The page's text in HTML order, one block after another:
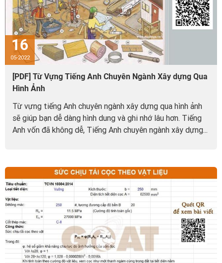
16
05-2022
[PDF] Từ Vựng Tiếng Anh Chuyên Ngành Xây dựng Qua
Hình Ảnh
Từ vựng tiếng Anh chuyên ngành xây dựng qua hình ảnh
sẽ giúp bạn dễ dàng hình dung và ghi nhớ lâu hơn. Tiếng
Anh vốn đã không dễ, Tiếng Anh chuyên ngành xây dựng...